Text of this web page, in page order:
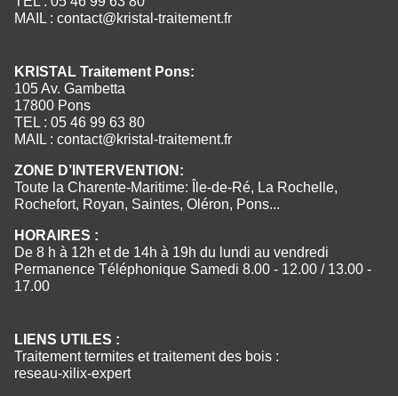
MAIL : contact@kristal-traitement.fr
KRISTAL Traitement Pons:
105 Av. Gambetta
17800 Pons
TEL : 05 46 99 63 80
MAIL : contact@kristal-traitement.fr
ZONE D’INTERVENTION:
Toute la Charente-Maritime: Île-de-Ré, La Rochelle,
Rochefort, Royan, Saintes, Oléron, Pons...
HORAIRES :
De 8 h à 12h et de 14h à 19h du lundi au vendredi
Permanence Téléphonique Samedi 8.00 - 12.00 / 13.00 -
17.00
LIENS UTILES :
Traitement termites et traitement des bois :
reseau-xilix-expert